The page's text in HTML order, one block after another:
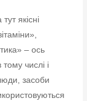
якісні
– ось
числі і
засоби